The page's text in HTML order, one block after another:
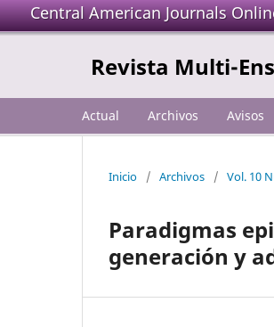
Central American Journals
Revista Multi-
Actual Archivos Avisos
Inicio / Archivos / Vol. 10
Paradigmas
generación y